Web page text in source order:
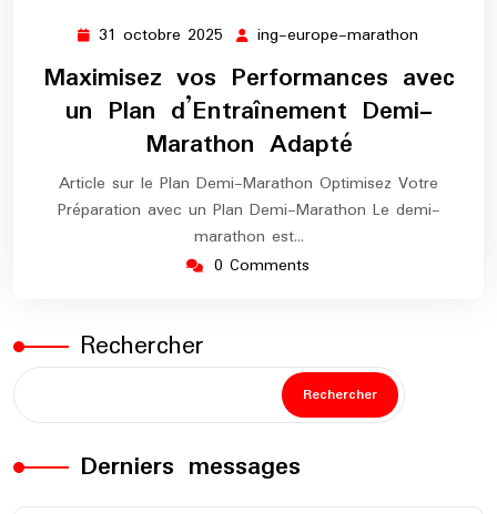
31 octobre 2025 31
octobre
2025
ing-europe-marathon
marathon
Maximisez vos Performances avec
un Plan d’Entraînement Demi-
Marathon Adapté
Article sur le Plan Demi-Marathon Optimisez Votre
Préparation avec un Plan Demi-Marathon Le demi-
marathon est…
0 Comments
Rechercher
Rechercher
Derniers messages